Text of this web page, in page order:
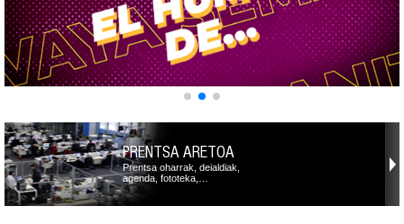
PRENTSA ARETOA
Prentsa oharrak, deialdiak,
agenda, fototeka,…